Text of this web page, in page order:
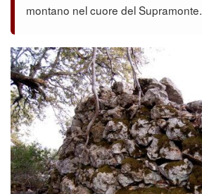
montano nel cuore del Supramonte.